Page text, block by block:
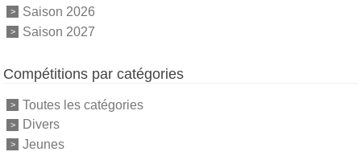
Saison 2026
Saison 2027
Compétitions par catégories
Toutes les catégories
Divers
Jeunes